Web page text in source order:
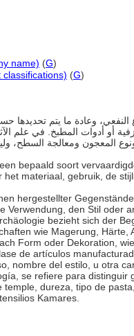
name) (G)
(G)
أو أدوات المطبخ. في علم
ونوع المعجون ومعالجة
bepaald soort
materiaal, gebruik, de
hergestellter
Verwendung, den Stil oder
bezieht sich der
wie Magerung,
Form oder Dekoration,
de artículos
nombre del estilo, u otra
se refiere para
dureza, tipo de
Kamares.